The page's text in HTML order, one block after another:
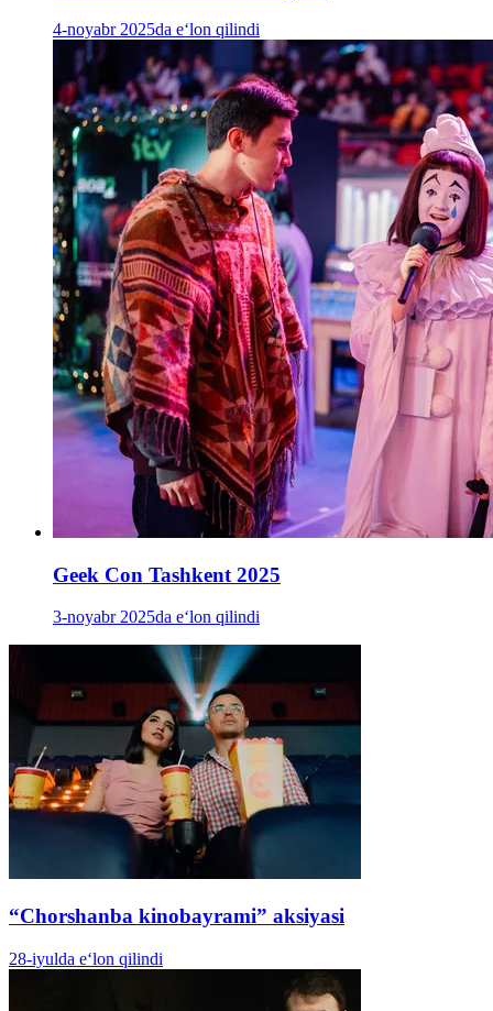
4-noyabr 2025da e‘lon qilindi
Geek Con Tashkent 2025
3-noyabr 2025da e‘lon qilindi
“Chorshanba kinobayrami” aksiyasi
28-iyulda e‘lon qilindi